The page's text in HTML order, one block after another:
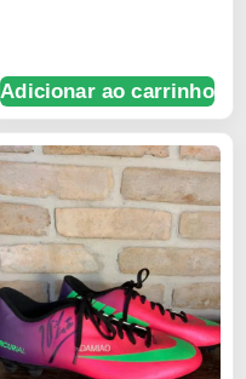
Adicionar ao carrinho